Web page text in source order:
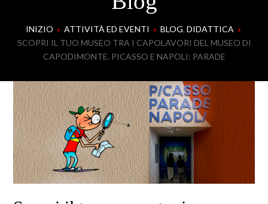
INIZIO » ATTIVITÀ ED EVENTI » BLOG, DIDATTICA »
SCOPRI IL TUO MUSEO TRA I CAPOLAVORI DEL MUSEO DI
CAPODIMONTE. PICASSO E NAPOLI: PARADE